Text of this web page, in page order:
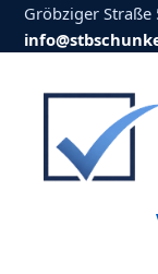
Gröbziger Straße